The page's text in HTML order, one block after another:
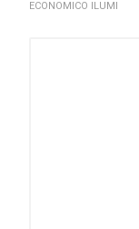
ECONOMICO ILUMI